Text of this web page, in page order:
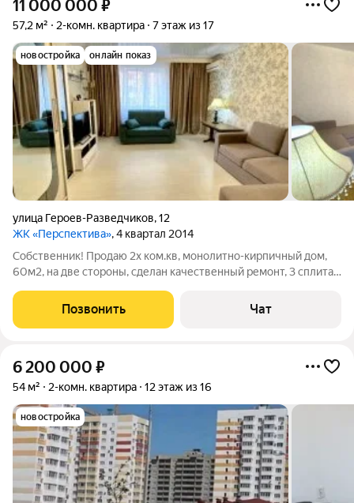
11 000 000 ₽
57,2 м² 2-комн. квартира 7 этаж из 17
новостройка онлайн показ
улица Героев-Разведчиков,12
ЖК «Перспектива», 4 квартал 2014
Собственник! Продаю 2х ком.кв, монолитно-кирпичный дом,
60м2, на две стороны, сделан качественный ремонт, 3 сплита.
необходимая инфраструктура в шаговой доступности. Дом
расположен в отличном
Позвонить Чат
6 200 000 ₽
54 м² 2-комн. квартира 12 этаж из 16
новостройка